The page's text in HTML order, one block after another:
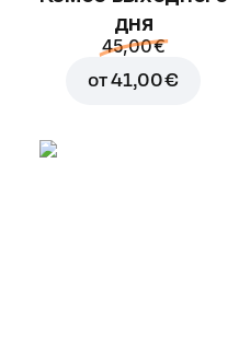
дня
45,00 €
от41,00 €